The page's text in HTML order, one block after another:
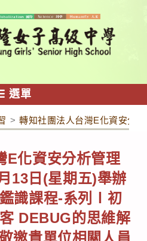
選單
> 轉知社團法人台灣E化資安分
E化資安分析管理
13日(星期五)舉辦
識課程-系列Ⅰ初
DEBUG的思維解
邀貴單位相關人員